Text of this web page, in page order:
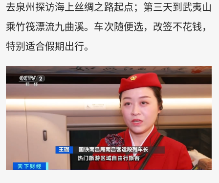
去泉州探访海上丝绸之路起点；第三天到武夷山
乘竹筏漂流九曲溪。车次随便选，改签不花钱，
特别适合假期出行。